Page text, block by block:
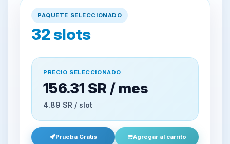
PAQUETE SELECCIONADO
32slots
PRECIO SELECCIONADO
156.31 SR / mes
4.89 SR / slot
Prueba Gratis Agregar al carrito